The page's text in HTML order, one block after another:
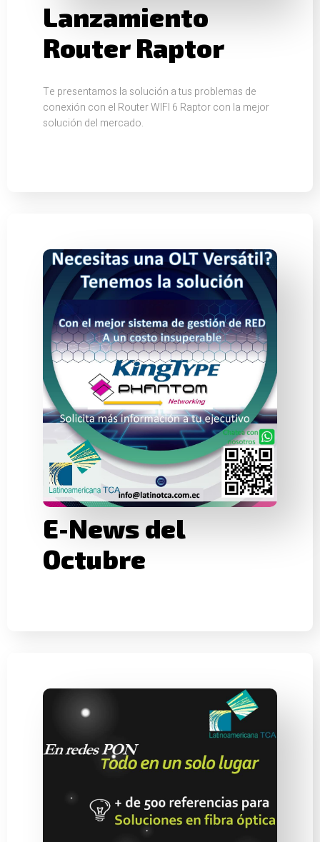
Lanzamiento
Router Raptor
Te presentamos la solución a tus problemas de
conexión con el Router WIFI 6 Raptor con la mejor
solución del mercado.
E-News del
Octubre